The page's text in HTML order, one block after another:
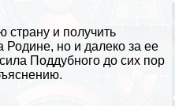
страну и получить
Родине, но и далеко за ее
Поддубного до сих пор